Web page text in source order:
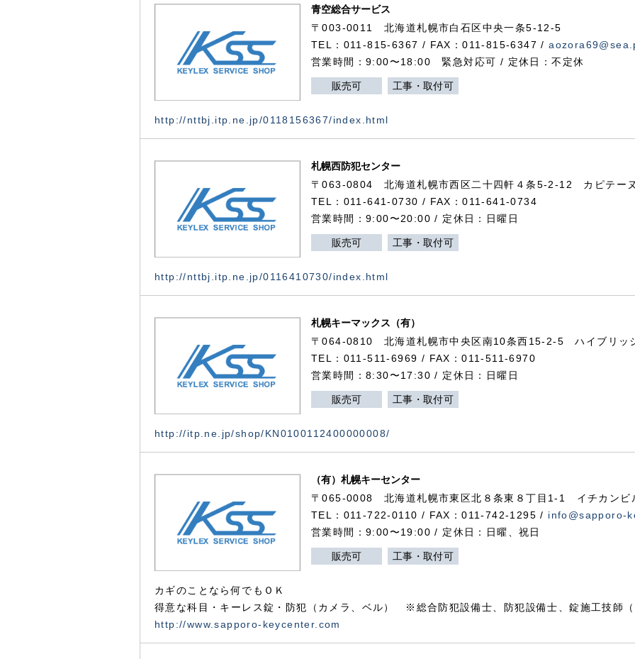
青空総合サービス
〒003-0011 北海道札幌市白石区中央一条5-12-5
TEL：011-815-6367 / FAX：011-815-6347 /
営業時間：9:00〜18:00 緊急対応可 / 定休日：不定休
販売可 工事・取付可
http://nttbj.itp.ne.jp/0118156367/index.html
札幌西防犯センター
〒063-0804 北海道札幌市西区二十四軒４条5-2-12 カピテー
TEL：011-641-0730 / FAX：011-641-0734
営業時間：9:00〜20:00 / 定休日：日曜日
販売可 工事・取付可
http://nttbj.itp.ne.jp/0116410730/index.html
札幌キーマックス（有）
〒064-0810 北海道札幌市中央区南10条西15-2-5 ハイブリッ
TEL：011-511-6969 / FAX：011-511-6970
営業時間：8:30〜17:30 / 定休日：日曜日
販売可 工事・取付可
http://itp.ne.jp/shop/KN0100112400000008/
（有）札幌キーセンター
〒065-0008 北海道札幌市東区北８条東８丁目1-1 イチカンビ
TEL：011-722-0110 / FAX：011-742-1295 / info@sapporo-
営業時間：9:00〜19:00 / 定休日：日曜、祝日
販売可 工事・取付可
カギのことなら何でもＯＫ
得意な科目・キーレス錠・防犯（カメラ、ベル） ※総合防犯設備士、防犯設備士、錠施工技師
http://www.sapporo-keycenter.com